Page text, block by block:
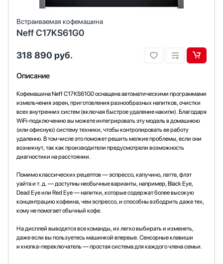
Встраиваемая кофемашина
Neff C17KS61G0
318 890 руб.
Описание
Кофемашина Neff C17KS61G0 оснащена автоматическими программами
измельчения зерен, приготовления разнообразных напитков, очистки
всех внутренних систем (включая быстрое удаление накипи). Благодаря
WiFi-подключению вы можете интегрировать эту модель в домашнюю
(или офисную) систему техники, чтобы контролировать ее работу
удаленно. В том числе это поможет решить мелкие проблемы, если они
возникнут, так как производители предусмотрели возможность
диагностики на расстоянии.
Помимо классических рецептов — эспрессо, капучино, латте, флэт
уайта и т. д. — доступны необычные варианты, например, Black Eye,
Dead Eye или Red Eye — напитки, которые содержат более высокую
концентрацию кофеина, чем эспрессо, и способны взбодрить даже тех,
кому не помогает обычный кофе.
На дисплей выводятся все команды, их легко выбирать и изменять,
даже если вы пользуетесь машинкой впервые. Сенсорные клавиши
и кнопка-переключатель — простая система для каждого члена семьи.